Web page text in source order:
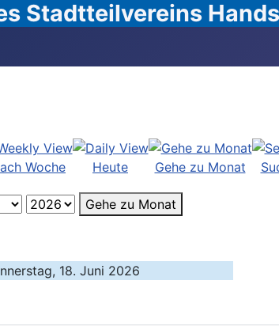
Stadtteilvereins
Woche Heute Gehe zu Monat
Gehe zu Monat
18. Juni 2026